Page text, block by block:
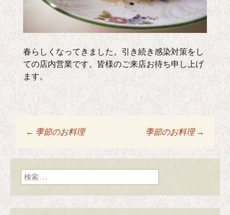
春らしくなってきました。引き続き感染対策をし
ての店内営業です。皆様のご来店お待ち申し上げ
ます。
投稿ナビゲーショ
ン
← 季節のお料理 季節のお料理 →
検索: